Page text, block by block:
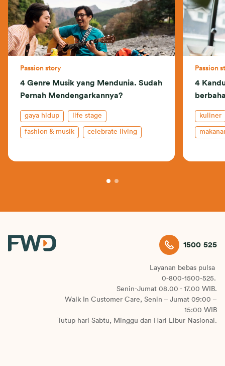
Passion story
4 Genre Musik yang Mendunia. Sudah
Pernah Mendengarkannya?
gaya hidup life stage
fashion & musik celebrate living
Passion
4
kuliner
1500 525
Layanan bebas pulsa
0-800-1500-525.
Senin-Jumat 08.00 - 17.00 WIB.
Walk In Customer Care, Senin – Jumat 09:00 –
15:00 WIB
Tutup hari Sabtu, Minggu dan Hari Libur Nasional.